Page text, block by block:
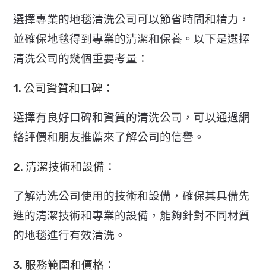
選擇專業的地毯清洗公司可以節省時間和精力，
並確保地毯得到專業的清潔和保養。以下是選擇
清洗公司的幾個重要考量：
1. 公司資質和口碑：
選擇有良好口碑和資質的清洗公司，可以通過網
絡評價和朋友推薦來了解公司的信譽。
2. 清潔技術和設備：
了解清洗公司使用的技術和設備，確保其具備先
進的清潔技術和專業的設備，能夠針對不同材質
的地毯進行有效清洗。
3. 服務範圍和價格：